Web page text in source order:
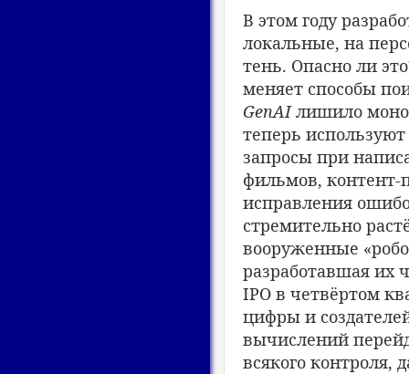
В этом году
локальные, на
тень. Опасно ли
меняет способы
GenAIлишило
теперь используют
запросы при
фильмов, контент-
исправления
стремительно
вооруженные
разработавшая их
IPO в четвёртом
цифры и
вычислений
всякого контроля,